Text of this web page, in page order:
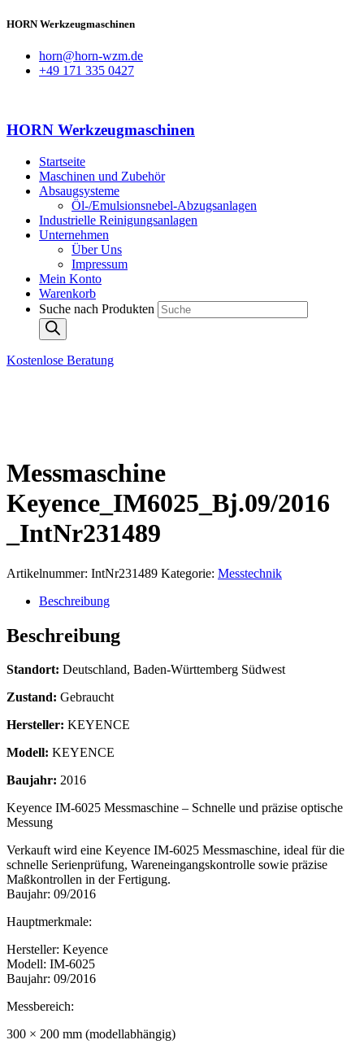
HORN Werkzeugmaschinen
horn@horn-wzm.de
+49 171 335 0427
HORN Werkzeugmaschinen
Startseite
Maschinen und Zubehör
Absaugsysteme
Öl-/Emulsionsnebel-Abzugsanlagen
Industrielle Reinigungsanlagen
Unternehmen
Über Uns
Impressum
Mein Konto
Warenkorb
Suche nach Produkten
Kostenlose Beratung
Messmaschine
Keyence_IM6025_Bj.09/2016
_IntNr231489
Artikelnummer: IntNr231489 Kategorie: Messtechnik
Beschreibung
Beschreibung
Standort: Deutschland, Baden-Württemberg Südwest
Zustand: Gebraucht
Hersteller: KEYENCE
Modell: KEYENCE
Baujahr: 2016
Keyence IM-6025 Messmaschine – Schnelle und präzise optische
Messung
Verkauft wird eine Keyence IM-6025 Messmaschine, ideal für die
schnelle Serienprüfung, Wareneingangskontrolle sowie präzise
Maßkontrollen in der Fertigung.
Baujahr: 09/2016
Hauptmerkmale:
Hersteller: Keyence
Modell: IM-6025
Baujahr: 09/2016
Messbereich:
300 × 200 mm (modellabhängig)